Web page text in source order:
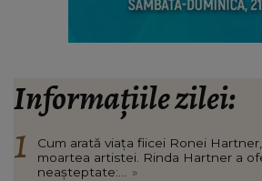
Informațiile zilei:
Cum arată viața fiicei Ronei
moartea artistei. Rinda Hartner a
neașteptate:... »